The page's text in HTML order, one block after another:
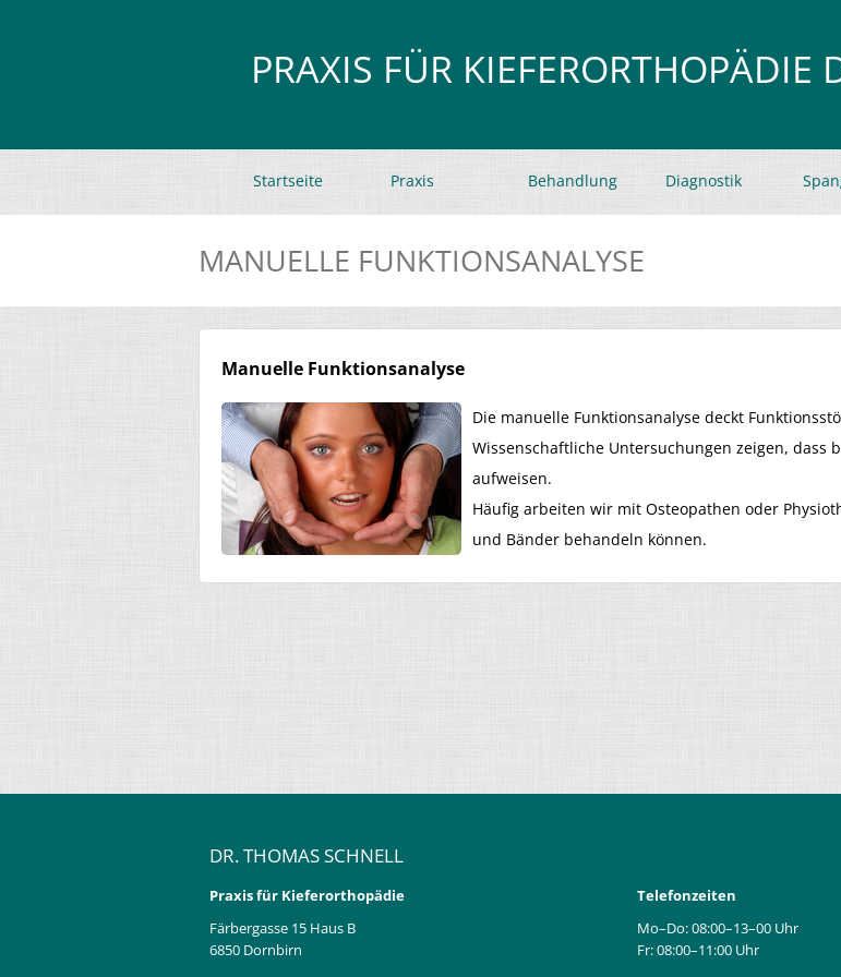
PRAXIS FÜR KIEFERORTHOPÄDIE
Startseite Praxis Behandlung Diagnostik
MANUELLE FUNKTIONSANALYSE
Manuelle Funktionsanalyse
Die manuelle Funktionsanalyse deckt
Wissenschaftliche Untersuchungen zeigen, dass
aufweisen.
Häufig arbeiten wir mit Osteopathen oder
und Bänder behandeln können.
DR. THOMAS SCHNELL
Praxis für Kieferorthopädie
Färbergasse 15 Haus B
6850 Dornbirn
Telefonzeiten
Mo–Do: 08:00–13–00 Uhr
Fr: 08:00–11:00 Uhr